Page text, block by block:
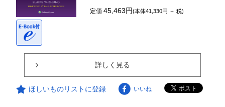
定価45,463円(本体41,330円 ＋ 税)
詳しく見る
ほしいものリストに登録 いいね